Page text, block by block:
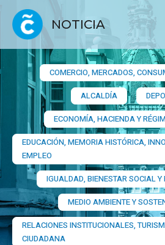
NOTICIA
COMERCIO, MERCADOS,
ALCALDÍA
ECONOMÍA, HACIENDA Y
EDUCACIÓN, MEMORIA HISTÓRICA,
EMPLEO
IGUALDAD, BIENESTAR SOCIAL Y
MEDIO AMBIENTE Y
RELACIONES INSTITUCIONALES,
CIUDADANA